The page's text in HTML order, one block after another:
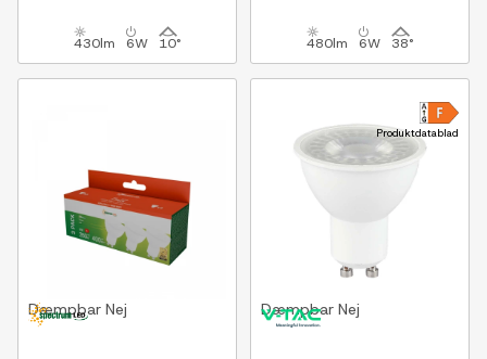
430lm 6W 10° 480lm 6W 38°
Dæmpbar Nej
Produktdatablad
Dæmpbar Nej